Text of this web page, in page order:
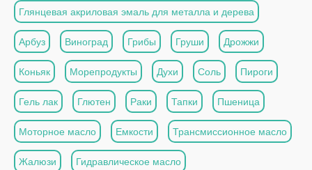
Глянцевая акриловая эмаль для металла и дерева
Арбуз Виноград Грибы Груши Дрожжи
Коньяк Морепродукты Духи Соль Пироги
Гель лак Глютен Раки Тапки Пшеница
Моторное масло Емкости Трансмиссионное масло
Жалюзи Гидравлическое масло